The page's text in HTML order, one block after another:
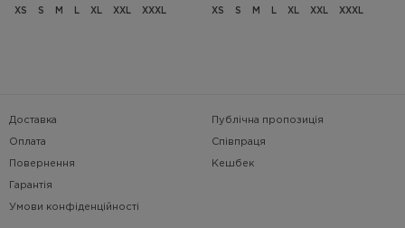
XS S M L XL XXL XXXL XS S M L XL XXL XXXL
Доставка
Оплата
Повернення
Гарантія
Умови конфіденційності
Публічна пропозиція
Співпраця
Кешбек